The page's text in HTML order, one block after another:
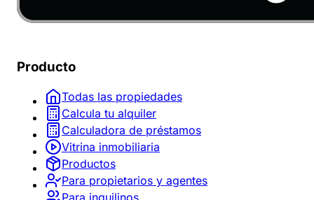
Producto
Todas las propiedades
Calcula tu alquiler
Calculadora de préstamos
Vitrina inmobiliaria
Productos
Para propietarios y agentes
Para inquilinos